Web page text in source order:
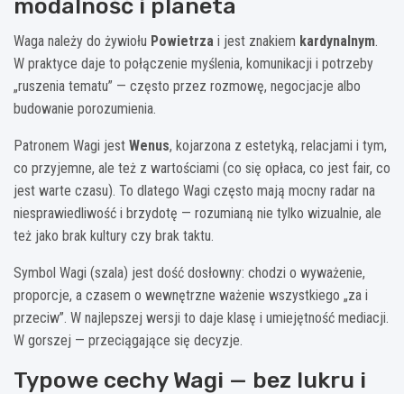
modalność i planeta
Waga należy do żywiołu Powietrza i jest znakiem kardynalnym.
W praktyce daje to połączenie myślenia, komunikacji i potrzeby
„ruszenia tematu” — często przez rozmowę, negocjacje albo
budowanie porozumienia.
Patronem Wagi jest Wenus, kojarzona z estetyką, relacjami i tym,
co przyjemne, ale też z wartościami (co się opłaca, co jest fair, co
jest warte czasu). To dlatego Wagi często mają mocny radar na
niesprawiedliwość i brzydotę — rozumianą nie tylko wizualnie, ale
też jako brak kultury czy brak taktu.
Symbol Wagi (szala) jest dość dosłowny: chodzi o wyważenie,
proporcje, a czasem o wewnętrzne ważenie wszystkiego „za i
przeciw”. W najlepszej wersji to daje klasę i umiejętność mediacji.
W gorszej — przeciągające się decyzje.
Typowe cechy Wagi — bez lukru i